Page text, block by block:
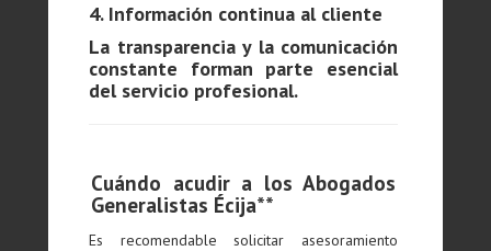
4. Información continua al cliente
La transparencia y la comunicación
constante forman parte esencial
del servicio profesional.
Cuándo acudir a los Abogados
Generalistas Écija**
Es recomendable solicitar asesoramiento